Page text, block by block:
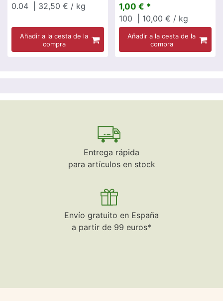
0.04
| 32,50 € / kg
Añadir a la cesta de la
compra
1,00 € *
100
| 10,00 € / kg
Añadir a la cesta de la
compra
Entrega rápida
para artículos en stock
Envío gratuito en España
a partir de 99 euros*